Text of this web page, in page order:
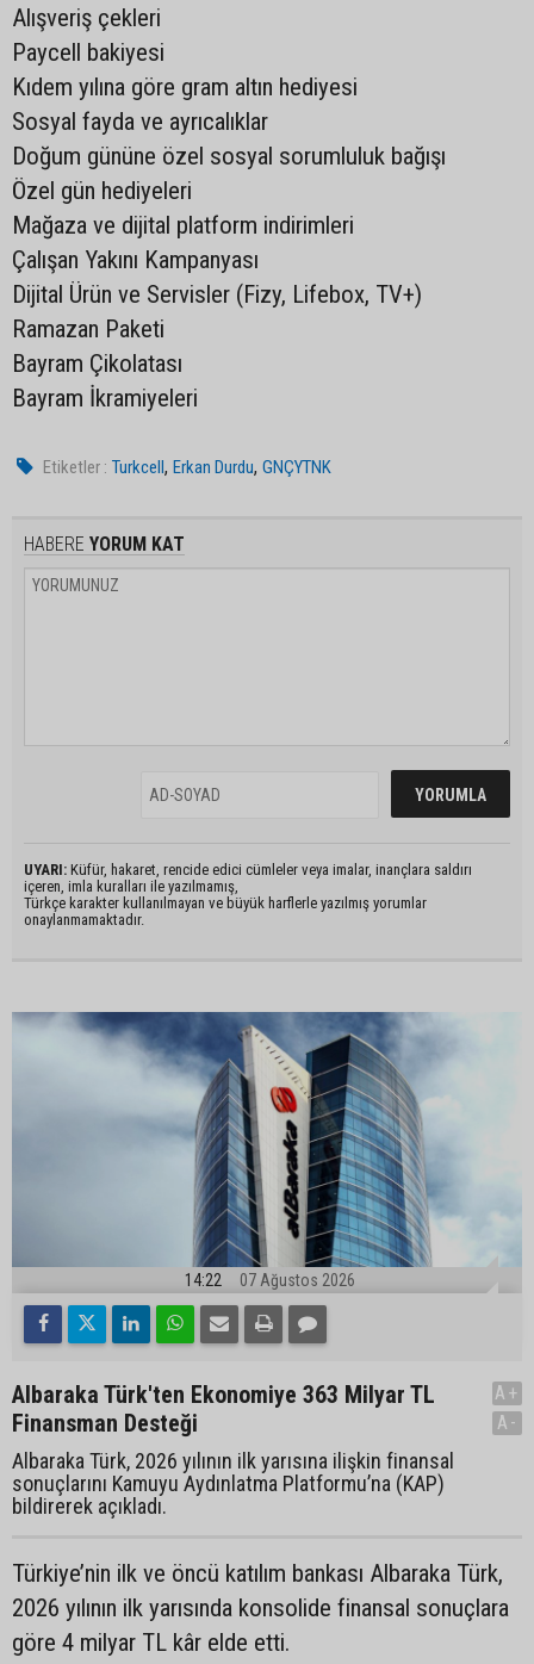
Alışveriş çekleri
Paycell bakiyesi
Kıdem yılına göre gram altın hediyesi
Sosyal fayda ve ayrıcalıklar
Doğum gününe özel sosyal sorumluluk bağışı
Özel gün hediyeleri
Mağaza ve dijital platform indirimleri
Çalışan Yakını Kampanyası
Dijital Ürün ve Servisler (Fizy, Lifebox, TV+)
Ramazan Paketi
Bayram Çikolatası
Bayram İkramiyeleri
Etiketler : Turkcell,Erkan Durdu,GNÇYTNK
HABERE YORUM KAT
UYARI: Küfür, hakaret, rencide edici cümleler veya imalar, inançlara saldırı
içeren, imla kuralları ile yazılmamış,
Türkçe karakter kullanılmayan ve büyük harflerle yazılmış yorumlar
onaylanmamaktadır.
14:22 07 Ağustos 2026
Albaraka Türk'ten Ekonomiye 363 Milyar TL
Finansman Desteği
Albaraka Türk, 2026 yılının ilk yarısına ilişkin finansal
sonuçlarını Kamuyu Aydınlatma Platformu’na (KAP)
bildirerek açıkladı.
A+
A-
Türkiye’nin ilk ve öncü katılım bankası Albaraka Türk,
2026 yılının ilk yarısında konsolide finansal sonuçlara
göre 4 milyar TL kâr elde etti.